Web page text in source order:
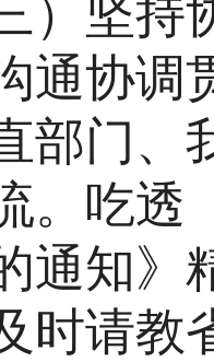
坚持协
通协调
部门、
。吃透
通知》
时请教